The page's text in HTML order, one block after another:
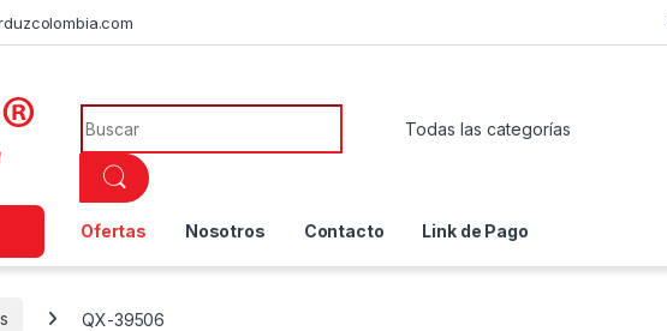
Search for:
Ofertas Nosotros Contacto Link de Pago
QX-39506